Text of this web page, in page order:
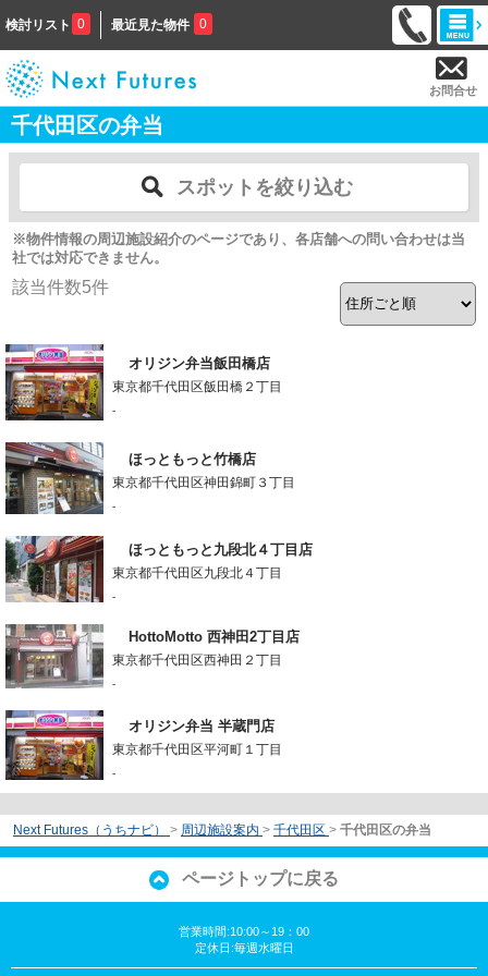
検討リスト 0 最近見た物件 0
お問合せ
千代田区の弁当
スポットを絞り込む
※物件情報の周辺施設紹介のページであり、各店舗への問い合わせは当
社では対応できません。
該当件数5件
オリジン弁当飯田橋店
東京都千代田区飯田橋２丁目
-
ほっともっと竹橋店
東京都千代田区神田錦町３丁目
-
ほっともっと九段北４丁目店
東京都千代田区九段北４丁目
-
HottoMotto 西神田2丁目店
東京都千代田区西神田２丁目
-
オリジン弁当 半蔵門店
東京都千代田区平河町１丁目
-
Next Futures（うちナビ） > 周辺施設案内 > 千代田区 > 千代田区の弁当
ページトップに戻る
営業時間:10:00～19：00
定休日:毎週水曜日